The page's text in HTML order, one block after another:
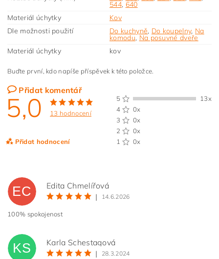
544, 640
Materiál úchytky
Kov
Dle možnosti použití
Do kuchyně, Do koupelny, Na
komodu, Na posuvné dveře
Materiál úchytky
kov
Buďte první, kdo napíše příspěvek k této položce.
Přidat komentář
5,0 13 hodnocení
Přidat hodnocení
5
13x
4
0x
3
0x
2
0x
1
0x
EC
Edita Chmelířová
|
14.6.2026
100% spokojenost
KS
Karla Schestagová
|
28.3.2024